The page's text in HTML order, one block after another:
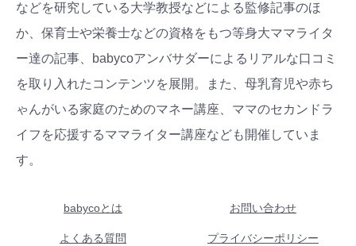
などを研究している大学教授などによる監修記事のほ
か、保育士や栄養士などの資格をもつ等身大ママライタ
ー達の記事、babycoアンバサダーによるリアルな口コミ
を取り入れたコンテンツを展開。また、母乳育児や赤ち
ゃんがいる家庭のためのマネー講座、ママのセカンドラ
イフを応援するママライター講座なども開催していま
す。
babycoとは お問い合わせ
よくある質問 プライバシーポリシー